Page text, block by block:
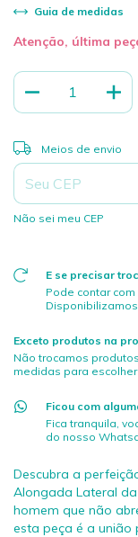
Guia de medidas
Atenção, última
Entregas para o CEP:
Meios de envio
Não sei meu CEP
E se precisar
Pode contar
Exceto produtos na
Não trocamos
medidas para
Ficou com
Fica tranquila,
do nosso
Descubra a
Alongada Lateral
homem que não
esta peça é a união